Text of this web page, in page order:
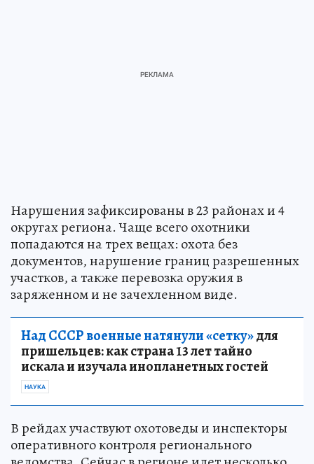
Нарушения зафиксированы в 23 районах и 4
округах региона. Чаще всего охотники
попадаются на трех вещах: охота без
документов, нарушение границ разрешенных
участков, а также перевозка оружия в
заряженном и не зачехленном виде.
Над СССР военные натянули «сетку»для
пришельцев: как страна 13 лет тайно
искала и изучала инопланетных гостей
НАУКА
В рейдах участвуют охотоведы и инспекторы
оперативного контроля регионального